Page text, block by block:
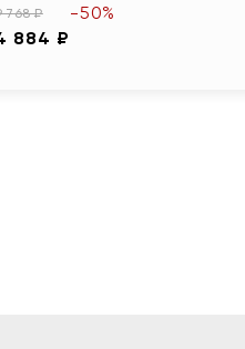
768 ₽
884 ₽
-50%